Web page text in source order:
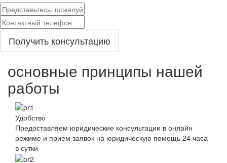
Получить консультацию
основные принципы нашей
работы
Удобство
Предоставляем юридические консультации в онлайн
режиме и прием заявок на юридическую помощь 24 часа
в сутки